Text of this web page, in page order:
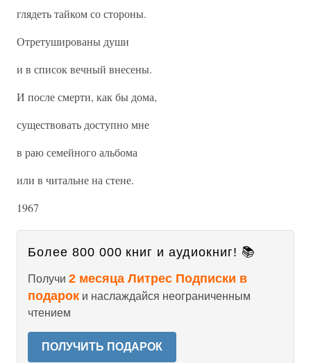
глядеть тайком со стороны.
Отретушированы души
и в список вечный внесены.
И после смерти, как бы дома,
существовать доступно мне
в раю семейного альбома
или в читальне на стене.
1967
Более 800 000 книг и аудиокниг! 📚
Получи 2 месяца Литрес Подписки в
подарок и наслаждайся неограниченным
чтением
ПОЛУЧИТЬ ПОДАРОК